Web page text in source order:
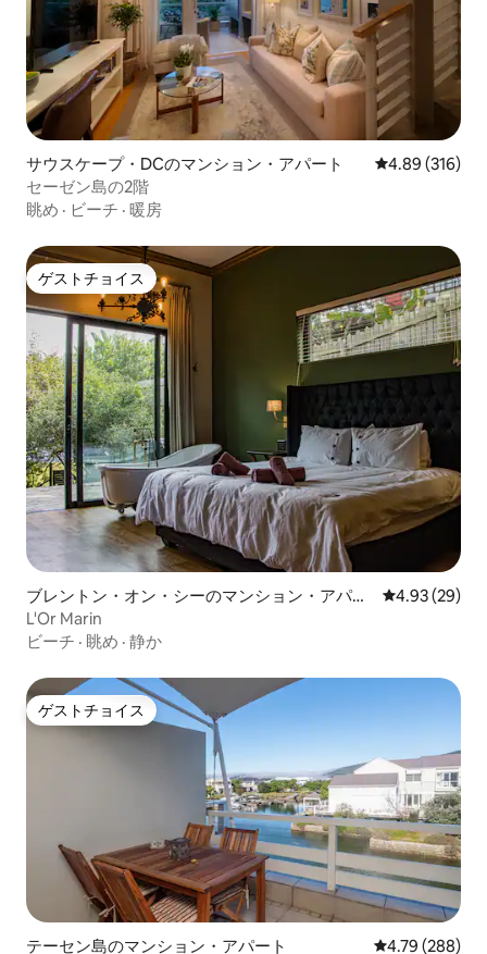
サウスケープ・DCのマンション・アパート レビュー316
4.89 (316)
セーゼン島の2階
眺め · ビーチ · 暖房
ゲストチョイス
ゲストチョイス
ブレントン・オン・シーのマンション・アパー
ト
レビュー29
4.93 (29)
L'Or Marin
ビーチ · 眺め · 静か
ゲストチョイス
ゲストチョイス
テーセン島のマンション・アパート レビュー288
4.79 (288)